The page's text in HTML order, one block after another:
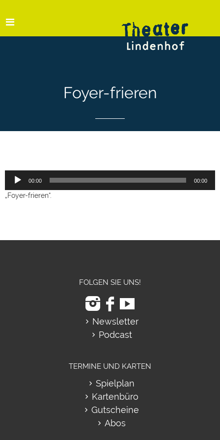
Foyer-frieren
Audio-
Player
00:00 00:00
„Foyer-frieren“.
FOLGEN SIE UNS!
Newsletter
Podcast
TERMINE UND KARTEN
Spielplan
Kartenbüro
Gutscheine
Abos